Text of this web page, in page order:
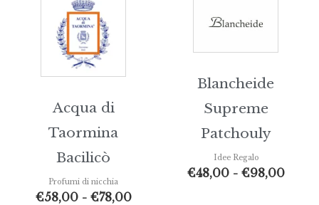
Acqua di
Taormina
Bacilicò
Profumi di nicchia
€58,00 - €78,00
Blancheide
Supreme
Patchouly
Idee Regalo
€48,00 - €98,00